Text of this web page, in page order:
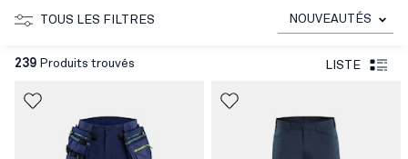
bien. Les pantalons de travail sont généralement
choisis en fonction des besoins que requière chaque
vêtement que ce soit : denim, haute-visibilité,
disponibles en plusieurs tailles et coloris. Il y a
également des pantalons de travail qui ont des
caractéristiques en fonction du corps de métier des
TOUS LES FILTRES NOUVEAUTÉS
239 Produits trouvés LISTE